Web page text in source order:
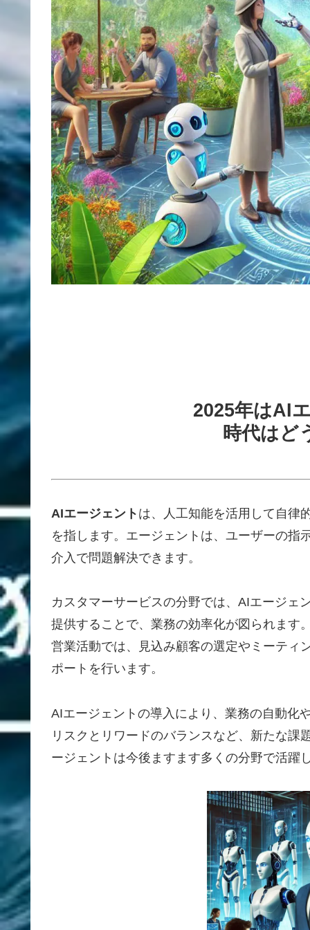
2025年はAI
時代はど
AIエージェント は、人工知能を活用して自律
を指します。エージェントは、ユーザーの指
介入で問題解決できます。
カスタマーサービスの分野では、AIエージェ
提供することで、業務の効率化が図られます
営業活動では、見込み顧客の選定やミーティ
ポートを行います。
AIエージェントの導入により、業務の自動化
リスクとリワードのバランスなど、新たな
ージェントは今後ますます多くの分野で活躍